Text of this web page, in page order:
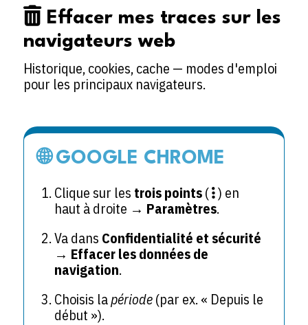
Effacer mes traces sur les
navigateurs web
Historique, cookies, cache — modes d'emploi
pour les principaux navigateurs.
🌐 GOOGLE CHROME
Clique sur les trois points( ) en
haut à droite → Paramètres.
Va dans Confidentialité et sécurité
→ Effacer les données de
navigation.
Choisis lapériode(par ex. « Depuis le
début »).